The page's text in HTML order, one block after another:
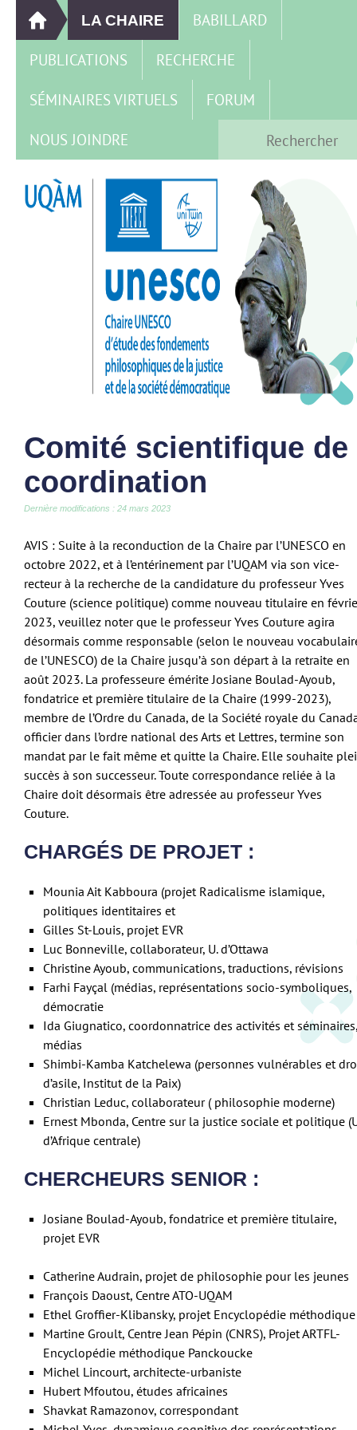
LA CHAIRE
BABILLARD
PUBLICATIONS
RECHERCHE
SÉMINAIRES VIRTUELS
FORUM
NOUS JOINDRE
Comité scientifique de
coordination
Dernière modifications : 24 mars 2023
AVIS : Suite à la reconduction de la Chaire par l’UNESCO en
octobre 2022, et à l’entérinement par l’UQAM via son vice-
recteur à la recherche de la candidature du professeur Yves
Couture (science politique) comme nouveau titulaire en
2023, veuillez noter que le professeur Yves Couture agira
désormais comme responsable (selon le nouveau
de l’UNESCO) de la Chaire jusqu’à son départ à la retraite en
août 2023. La professeure émérite Josiane Boulad-Ayoub,
fondatrice et première titulaire de la Chaire (1999-2023),
membre de l’Ordre du Canada, de la Société royale du
officier dans l’ordre national des Arts et Lettres, termine son
mandat par le fait même et quitte la Chaire. Elle souhaite
succès à son successeur. Toute correspondance reliée à la
Chaire doit désormais être adressée au professeur Yves
Couture.
CHARGÉS DE PROJET :
Mounia Ait Kabboura (projet Radicalisme islamique,
politiques identitaires et
Gilles St-Louis, projet EVR
Luc Bonneville, collaborateur, U. d’Ottawa
Christine Ayoub, communications, traductions, révisions
Farhi Fayçal (médias, représentations socio-symboliques,
démocratie
Ida Giugnatico, coordonnatrice des activités et séminaires,
médias
Shimbi-Kamba Katchelewa (personnes vulnérables et
d’asile, Institut de la Paix)
Christian Leduc, collaborateur ( philosophie moderne)
Ernest Mbonda, Centre sur la justice sociale et politique
d’Afrique centrale)
CHERCHEURS SENIOR :
Josiane Boulad-Ayoub, fondatrice et première titulaire,
projet EVR
Catherine Audrain, projet de philosophie pour les jeunes
François Daoust, Centre ATO-UQAM
Ethel Groffier-Klibansky, projet Encyclopédie méthodique
Martine Groult, Centre Jean Pépin (CNRS), Projet ARTFL-
Encyclopédie méthodique Panckoucke
Michel Lincourt, architecte-urbaniste
Hubert Mfoutou, études africaines
Shavkat Ramazonov, correspondant